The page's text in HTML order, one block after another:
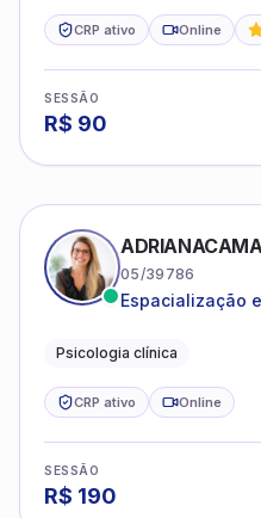
CRP ativo Online
SESSÃO
R$ 90
05/39786
Espacialização
Psicologia clínica
CRP ativo Online
SESSÃO
R$ 190